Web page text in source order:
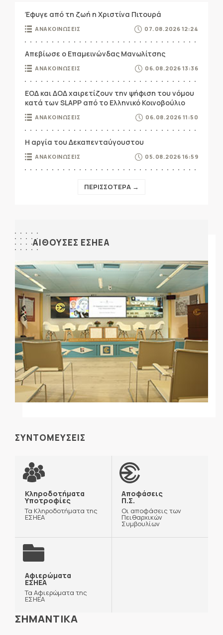
Έφυγε από τη ζωή η Χριστίνα Πιτουρά
ΑΝΑΚΟΙΝΩΣΕΙΣ 07.08.2026 12:24
Απεβίωσε ο Επαμεινώνδας Μανωλίτσης
ΑΝΑΚΟΙΝΩΣΕΙΣ 06.08.2026 13:36
ΕΟΔ και ΔΟΔ χαιρετίζουν την ψήφιση του νόμου
κατά των SLAPP από το Ελληνικό Κοινοβούλιο
ΑΝΑΚΟΙΝΩΣΕΙΣ 06.08.2026 11:50
Η αργία του Δεκαπενταύγουστου
ΑΝΑΚΟΙΝΩΣΕΙΣ 05.08.2026 16:59
ΠΕΡΙΣΣΟΤΕΡΑ →
ΑΙΘΟΥΣΕΣ ΕΣΗΕΑ
ΣΥΝΤΟΜΕΥΣΕΙΣ
Κληροδοτήματα
Υποτροφίες
Τα Κληροδοτήματα της
ΕΣΗΕΑ
Αποφάσεις
Π.Σ.
Οι αποφάσεις των
Πειθαρχικών
Συμβουλίων
Αφιερώματα
ΕΣΗΕΑ
Τα Αφιερώματα της
ΕΣΗΕΑ
ΣΗΜΑΝΤΙΚΑ